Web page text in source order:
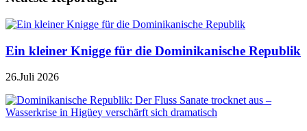
Ein kleiner Knigge für die Dominikanische Republik
26.Juli 2026